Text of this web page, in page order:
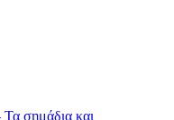
σημάδια και